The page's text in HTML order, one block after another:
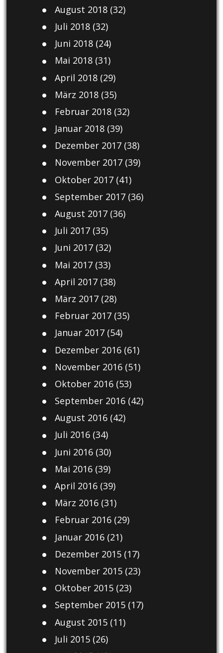
August 2018(32)
Juli 2018(32)
Juni 2018(24)
Mai 2018(31)
April 2018(29)
März 2018(35)
Februar 2018(32)
Januar 2018(39)
Dezember 2017(38)
November 2017(39)
Oktober 2017(41)
September 2017(36)
August 2017(36)
Juli 2017(35)
Juni 2017(32)
Mai 2017(33)
April 2017(38)
März 2017(28)
Februar 2017(35)
Januar 2017(54)
Dezember 2016(61)
November 2016(51)
Oktober 2016(53)
September 2016(42)
August 2016(42)
Juli 2016(34)
Juni 2016(30)
Mai 2016(39)
April 2016(39)
März 2016(31)
Februar 2016(29)
Januar 2016(21)
Dezember 2015(17)
November 2015(23)
Oktober 2015(23)
September 2015(17)
August 2015(11)
Juli 2015(26)